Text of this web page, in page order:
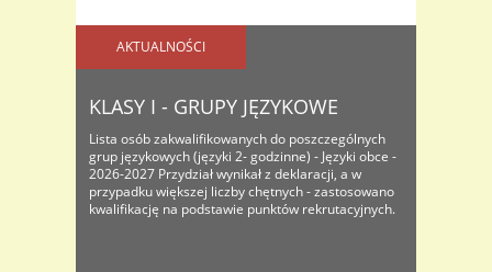
AKTUALNOŚCI
KLASY I - GRUPY JĘZYKOWE
Lista osób zakwalifikowanych do poszczególnych
grup językowych (języki 2- godzinne) - Języki obce -
2026-2027 Przydział wynikał z deklaracji, a w
przypadku większej liczby chętnych - zastosowano
kwalifikację na podstawie punktów rekrutacyjnych.